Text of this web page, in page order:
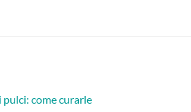
come curarle